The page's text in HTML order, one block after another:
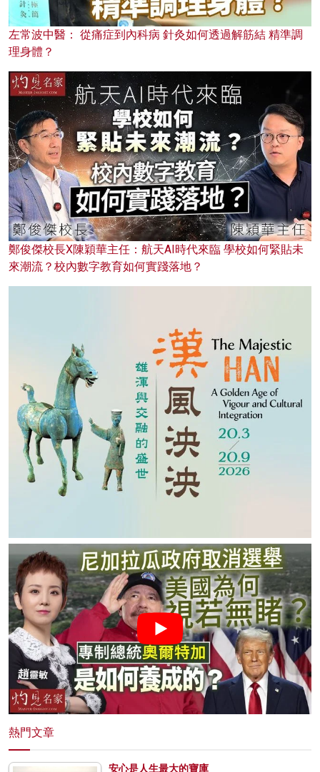
左常波中醫： 從痛症到內科病 針灸如何透過解筋結 精準調
理身體？
鄭俊傑校長X陳穎華主任：航天AI時代來臨 學校如何緊貼未
來潮流？校內數字教育如何實踐落地？
熱門文章
安心是人生最大的寶庫